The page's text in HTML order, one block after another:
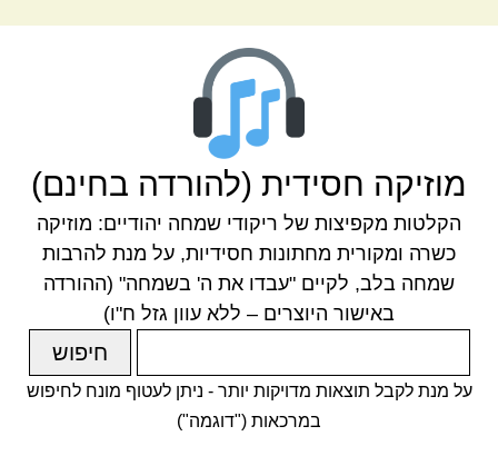
מוזיקה חסידית (להורדה בחינם)
הקלטות מקפיצות של ריקודי שמחה יהודיים: מוזיקה
כשרה ומקורית מחתונות חסידיות, על מנת להרבות
שמחה בלב, לקיים "עבדו את ה' בשמחה" (ההורדה
באישור היוצרים – ללא עוון גזל ח"ו)
על מנת לקבל תוצאות מדויקות יותר - ניתן לעטוף מונח לחיפוש
במרכאות ("דוגמה")